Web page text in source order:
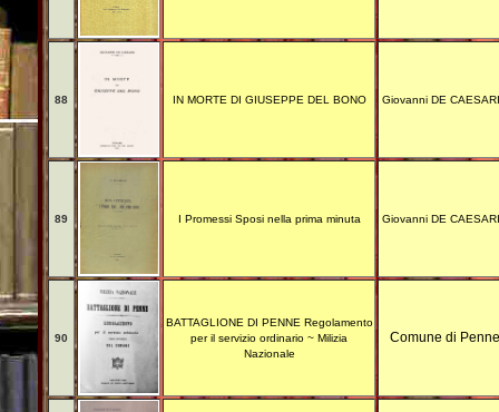
88 IN MORTE DI GIUSEPPE DEL BONO Giovanni DE
89 I Promessi Sposi nella prima minuta Giovanni DE
90
BATTAGLIONE DI PENNE Regolamento
per il servizio ordinario ~ Milizia
Nazionale
Comune di Penne